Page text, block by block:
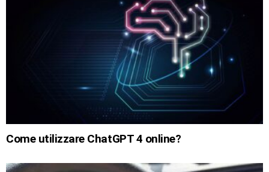
Come utilizzare ChatGPT 4 online?